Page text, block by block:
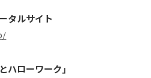
タルサイト
ハローワーク」